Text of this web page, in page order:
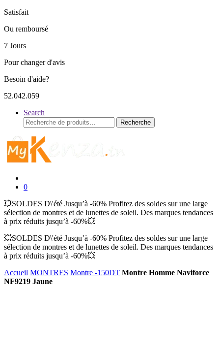
Satisfait
Ou remboursé
7 Jours
Pour changer d'avis
Besoin d'aide?
52.042.059
Search
Recherche
pour :
Recherche
0
💥SOLDES D\'été Jusqu’à -60% Profitez des soldes sur une large
sélection de montres et de lunettes de soleil. Des marques tendances
à prix réduits jusqu’à -60%💥
💥SOLDES D\'été Jusqu’à -60% Profitez des soldes sur une large
sélection de montres et de lunettes de soleil. Des marques tendances
à prix réduits jusqu’à -60%💥
Accueil MONTRES Montre -150DT Montre Homme Naviforce
NF9219 Jaune